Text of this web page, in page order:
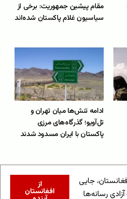
مقام پیشین جمهوریت: برخی از
سیاسیون غلام پاکستان شده‌اند
ادامه تنش‌ها میان تهران و
تل‌آویو؛ گذرگاه‌های مرزی
پاکستان با ایران مسدود شدند
جایی
رسانه‌ها
از
افغانستان